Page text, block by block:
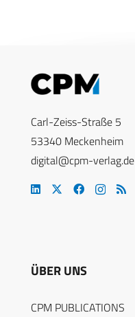
Carl-Zeiss-Straße 5
53340 Meckenheim
digital@cpm-verlag.de
ÜBER UNS
CPM PUBLICATIONS